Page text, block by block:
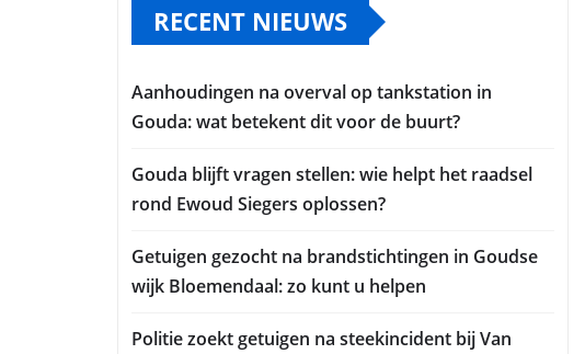
RECENT NIEUWS
Aanhoudingen na overval op tankstation in
Gouda: wat betekent dit voor de buurt?
Gouda blijft vragen stellen: wie helpt het raadsel
rond Ewoud Siegers oplossen?
Getuigen gezocht na brandstichtingen in Goudse
wijk Bloemendaal: zo kunt u helpen
Politie zoekt getuigen na steekincident bij Van